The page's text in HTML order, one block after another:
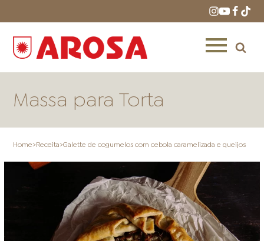
Massa para Torta
Home>Receita>Galette de cogumelos com cebola caramelizada e queijos